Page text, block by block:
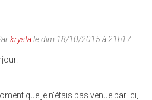
krystale dim 18/10/2015 à 21h17
que je n'étais pas venue par ici,